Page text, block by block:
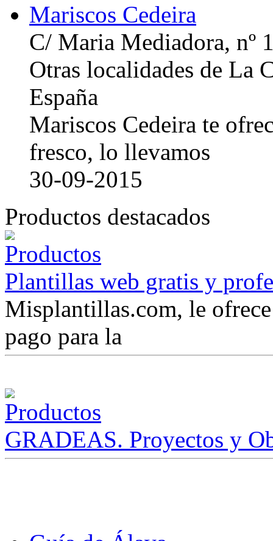
Mariscos Cedeira
C/ Maria Mediadora, nº
Otras localidades de La
España
Mariscos Cedeira te
fresco, lo llevamos
30-09-2015
Productos destacados
Plantillas web gratis y
Misplantillas.com, le
pago para la
GRADEAS. Proyectos y